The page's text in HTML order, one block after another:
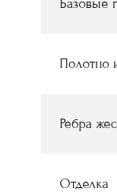
Базовые
Полотно
Ребра
Отделка